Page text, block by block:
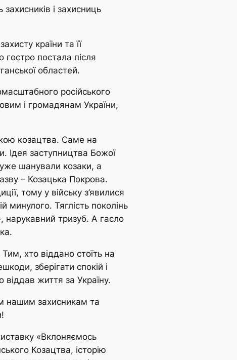
і захисниць
країни та її
постала після
областей.
російського
і громадянам України,
козацтва. Саме на
Ідея заступництва Божої
шанували козаки, а
– Козацька Покрова.
тому у війську з’явилися
минулого. Тяглість поколінь
нарукавний тризуб. А гасло
хто віддано стоїть на
зберігати спокій і
віддав життя за Україну.
нашим захисникам та
«Вклоняємось
Козацтва, історію